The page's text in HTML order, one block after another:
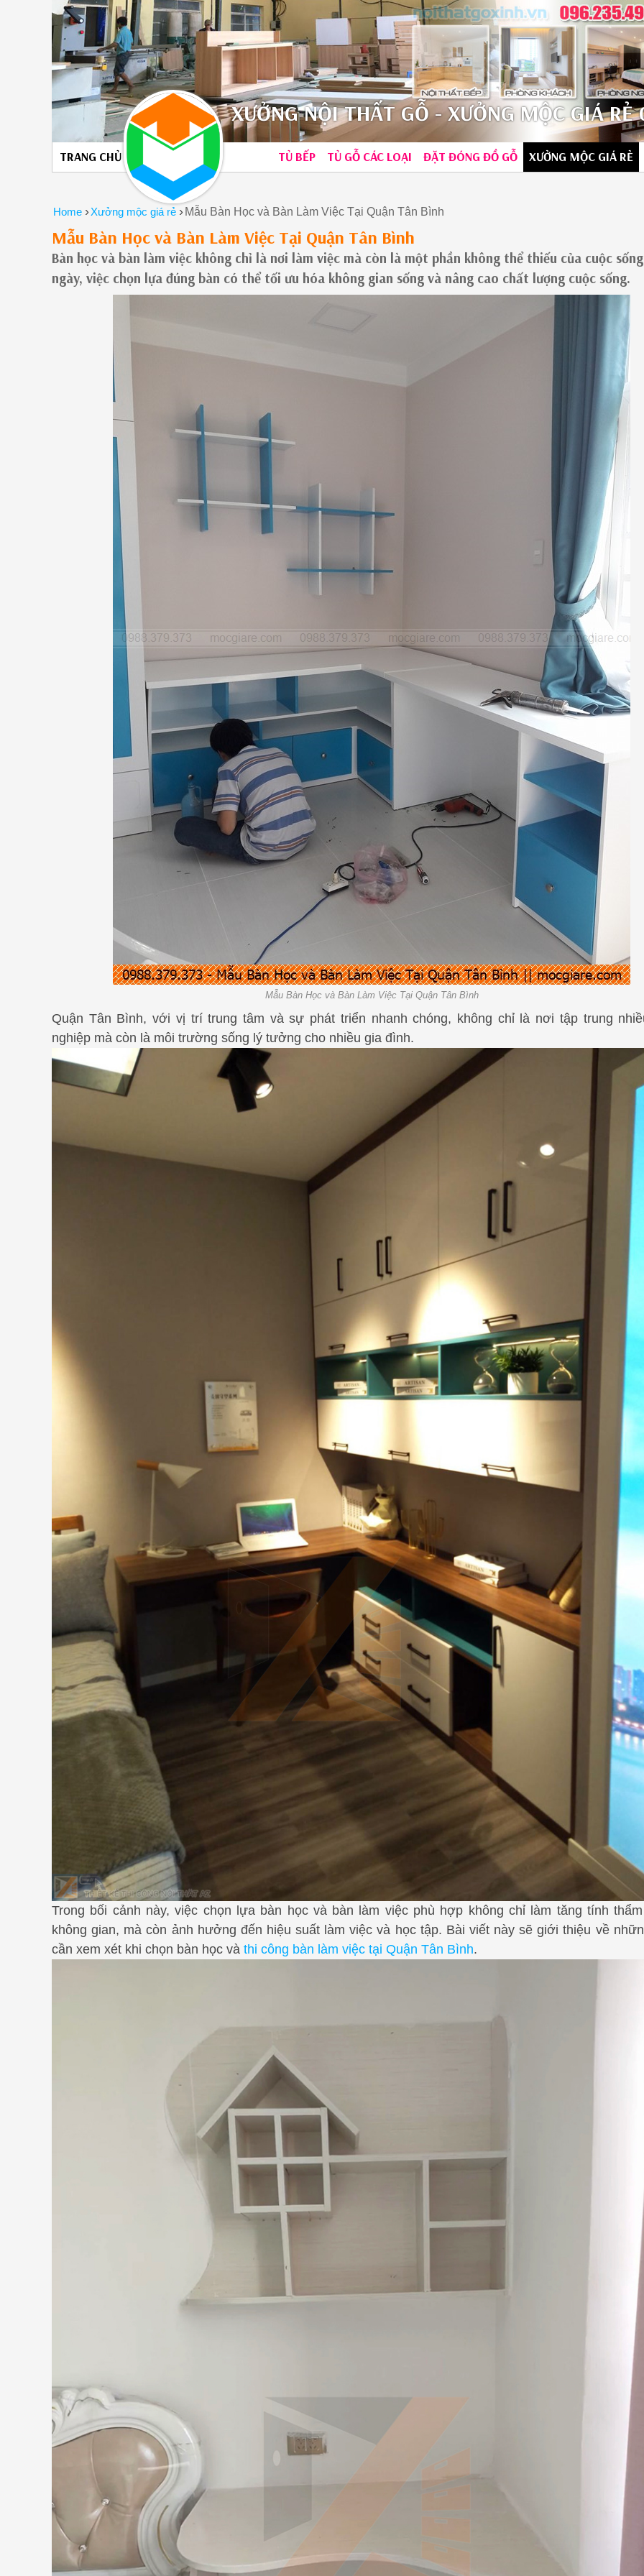
XƯỞNG NỘI THẤT GỖ - XƯỞNG MỘC GIÁ RẺ
TRANG CHỦ TỦ BẾP TỦ GỖ CÁC LOẠI ĐẶT ĐÓNG ĐỒ GỖ XƯỞNG MỘC GIÁ RẺ
Home ›Xưởng mộc giá rẻ › Mẫu Bàn Học và Bàn Làm Việc Tại Quận Tân Bình
Mẫu Bàn Học và Bàn Làm Việc Tại Quận Tân Bình
Bàn học và bàn làm việc không chỉ là nơi làm việc mà còn là một phần không thể thiếu của cuộc
ngày, việc chọn lựa đúng bàn có thể tối ưu hóa không gian sống và nâng cao chất lượng cuộc sống.
Mẫu Bàn Học và Bàn Làm Việc Tại Quận Tân Bình
Quận Tân Bình, với vị trí trung tâm và sự phát triển nhanh chóng, không chỉ là nơi tập trung
nghiệp mà còn là môi trường sống lý tưởng cho nhiều gia đình.
Trong bối cảnh này, việc chọn lựa bàn học và bàn làm việc phù hợp không chỉ làm tăng tính
không gian, mà còn ảnh hưởng đến hiệu suất làm việc và học tập. Bài viết này sẽ giới thiệu về
cần xem xét khi chọn bàn học và thi công bàn làm việc tại Quận Tân Bình.